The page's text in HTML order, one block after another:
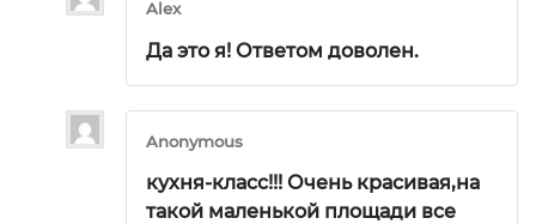
Alex
Да это я! Ответом доволен.
Anonymous
кухня-класс!!! Очень красивая,на
такой маленькой площади все